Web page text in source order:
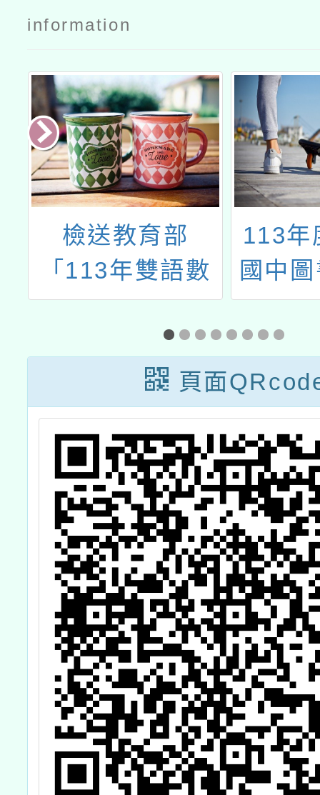
information
檢送教育部
「113年雙語數
位學伴計畫」國
民中小學實施計
畫徵件說明會議
程一案
113年
國中
推動
練—
（
頁面